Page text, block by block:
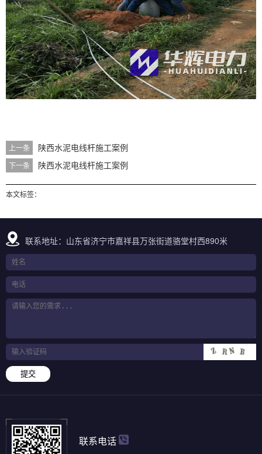
上一条 陕西水泥电线杆施工案例
下一条 陕西水泥电线杆施工案例
本文标签：
联系地址：山东省济宁市嘉祥县万张街道骆堂村西890米
提交
联系电话